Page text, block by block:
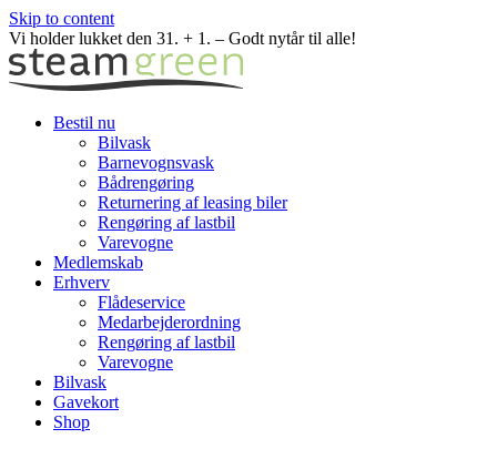
Skip to content
Vi holder lukket den 31. + 1. – Godt nytår til alle!
Bestil nu
Bilvask
Barnevognsvask
Bådrengøring
Returnering af leasing biler
Rengøring af lastbil
Varevogne
Medlemskab
Erhverv
Flådeservice
Medarbejderordning
Rengøring af lastbil
Varevogne
Bilvask
Gavekort
Shop